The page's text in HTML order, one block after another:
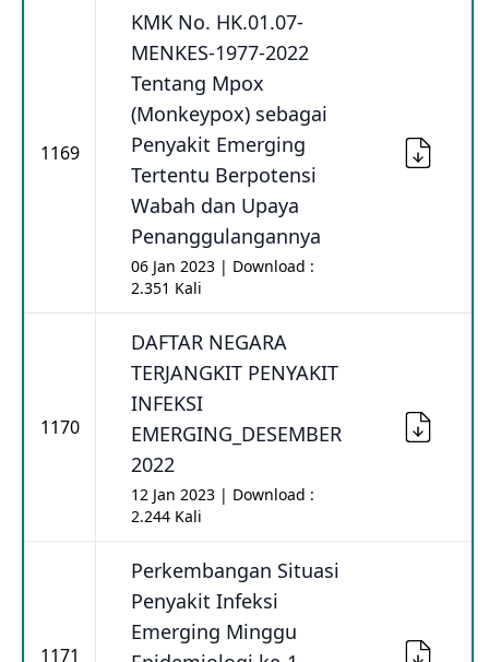
1169
KMK No. HK.01.07-
MENKES-1977-2022
Tentang Mpox
(Monkeypox) sebagai
Penyakit Emerging
Tertentu Berpotensi
Wabah dan Upaya
Penanggulangannya
06 Jan 2023 | Download :
2.351 Kali
1170
DAFTAR NEGARA
TERJANGKIT PENYAKIT
INFEKSI
EMERGING_DESEMBER
2022
12 Jan 2023 | Download :
2.244 Kali
1171
Perkembangan Situasi
Penyakit Infeksi
Emerging Minggu